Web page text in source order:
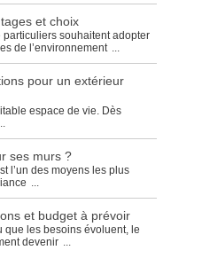
et choix
souhaitent adopter
de l’environnement ...
pour un extérieur
espace de vie. Dès
ses murs ?
l’un des moyens les plus
...
et budget à prévoir
que les besoins évoluent, le
devenir ...